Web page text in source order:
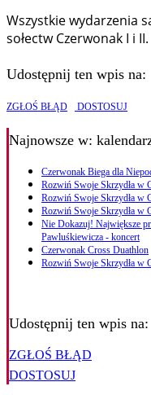
Wszystkie wydarzenia
sołectw Czerwonak I i II.
Udostępnij ten wpis na:
ZGŁOŚ BŁĄD DOSTOSUJ
Najnowsze w:
Czerwonak Biega dla
Rozwiń Swoje Skrzydła w
Rozwiń Swoje Skrzydła w
Rozwiń Swoje Skrzydła w
Nie Dokazuj! Największe
Pawluśkiewicza - koncert
Czerwonak Cross Duathlon
Rozwiń Swoje Skrzydła w
Udostępnij ten wpis na:
ZGŁOŚ BŁĄD
DOSTOSUJ